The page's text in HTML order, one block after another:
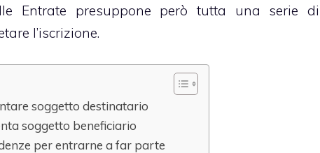
Entrate presuppone però tutta una serie di
l’iscrizione.
soggetto destinatario
soggetto beneficiario
per entrarne a far parte